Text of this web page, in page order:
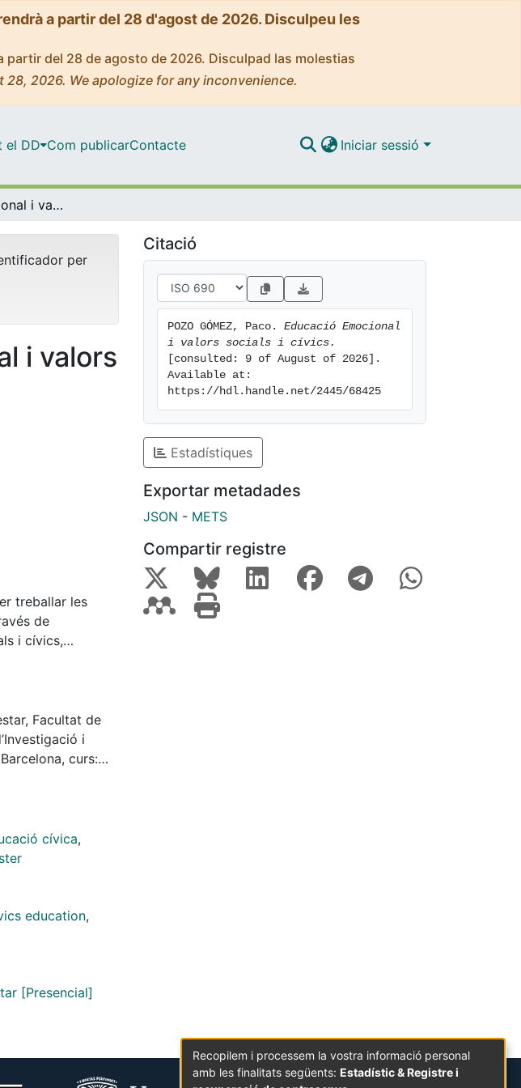
a partir del 28 d'agost de 2026. Disculpeu les
del 28 de agosto de 2026. Disculpad las molestias
2026. We apologize for any inconvenience.
el DD Com publicarContacte Iniciar sessió
Educació Emocional i valors socials i cívics
per
i valors
treballar les
de
i cívics,
emocional
actuar de forma
i
emocional
d'educació
Facultat de
i
curs:
cívica,
education,
[Presencial]
Citació
POZO GÓMEZ, Paco. Educació Emocional
i valors socials i cívics.
[consulted: 9 of August of 2026].
Available at:
https://hdl.handle.net/2445/68425
Estadístiques
Exportar metadades
JSON - METS
Compartir registre
Recopilem i processem la vostra informació personal
amb les finalitats següents: Estadístic & Registre i